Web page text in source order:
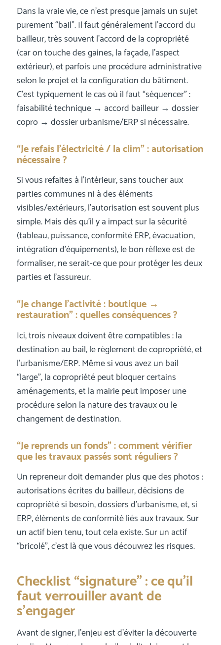
Dans la vraie vie, ce n’est presque jamais un sujet
purement “bail”. Il faut généralement l’accord du
bailleur, très souvent l’accord de la copropriété
(car on touche des gaines, la façade, l’aspect
extérieur), et parfois une procédure administrative
selon le projet et la configuration du bâtiment.
C’est typiquement le cas où il faut “séquencer” :
faisabilité technique → accord bailleur → dossier
copro → dossier urbanisme/ERP si nécessaire.
“Je refais l’électricité / la clim” : autorisation
nécessaire ?
Si vous refaites à l’intérieur, sans toucher aux
parties communes ni à des éléments
visibles/extérieurs, l’autorisation est souvent plus
simple. Mais dès qu’il y a impact sur la sécurité
(tableau, puissance, conformité ERP, évacuation,
intégration d’équipements), le bon réflexe est de
formaliser, ne serait-ce que pour protéger les deux
parties et l’assureur.
“Je change l’activité : boutique →
restauration” : quelles conséquences ?
Ici, trois niveaux doivent être compatibles : la
destination au bail, le règlement de copropriété, et
l’urbanisme/ERP. Même si vous avez un bail
“large”, la copropriété peut bloquer certains
aménagements, et la mairie peut imposer une
procédure selon la nature des travaux ou le
changement de destination.
“Je reprends un fonds” : comment vérifier
que les travaux passés sont réguliers ?
Un repreneur doit demander plus que des photos :
autorisations écrites du bailleur, décisions de
copropriété si besoin, dossiers d’urbanisme, et, si
ERP, éléments de conformité liés aux travaux. Sur
un actif bien tenu, tout cela existe. Sur un actif
“bricolé”, c’est là que vous découvrez les risques.
Checklist “signature” : ce qu’il
faut verrouiller avant de
s’engager
Avant de signer, l’enjeu est d’éviter la découverte